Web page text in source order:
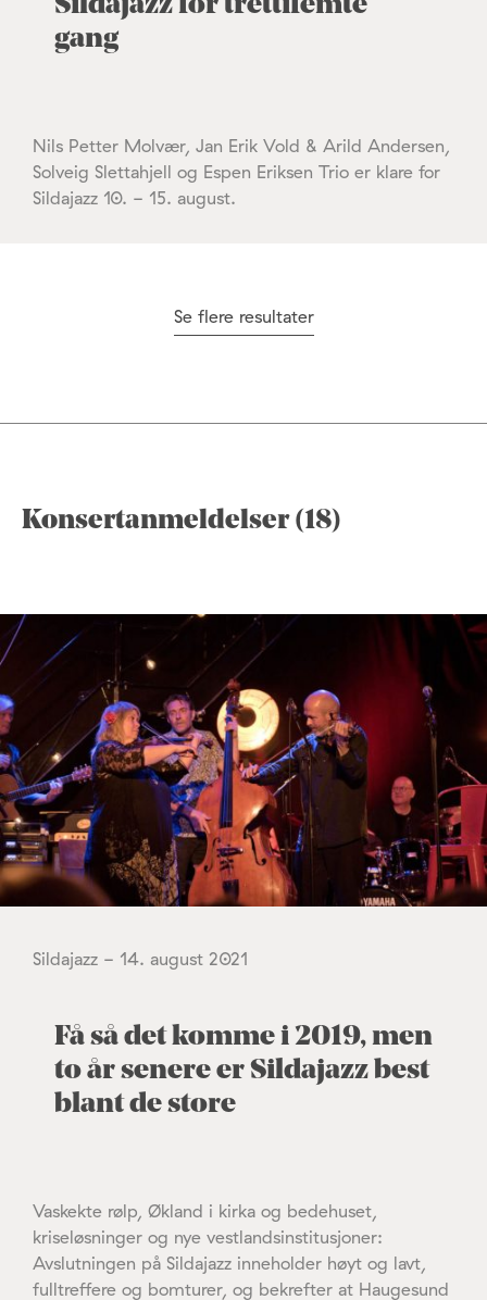
Sildajazz for trettifemte
gang
Nils Petter Molvær, Jan Erik Vold & Arild Andersen,
Solveig Slettahjell og Espen Eriksen Trio er klare for
Sildajazz 10. - 15. august.
Se flere resultater
Konsertanmeldelser (18)
Sildajazz - 14. august 2021
Få så det komme i 2019, men
to år senere er Sildajazz best
blant de store
Vaskekte rølp, Økland i kirka og bedehuset,
kriseløsninger og nye vestlandsinstitusjoner:
Avslutningen på Sildajazz inneholder høyt og lavt,
fulltreffere og bomturer, og bekrefter at Haugesund